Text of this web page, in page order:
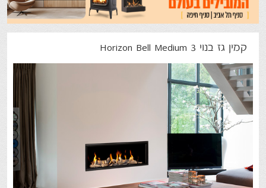
קמין גז בנוי Horizon Bell Medium 3